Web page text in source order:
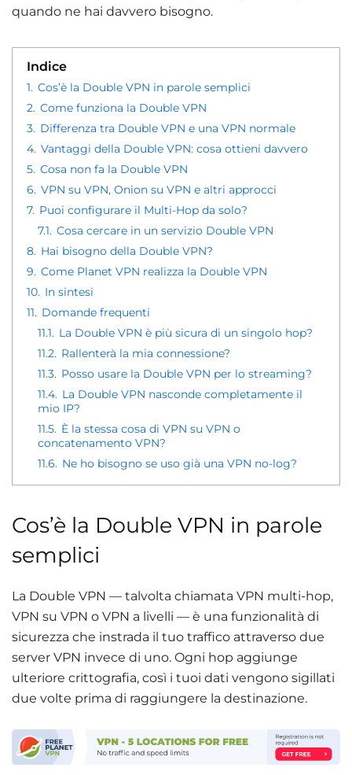
quando ne hai davvero bisogno.
Indice
1. Cos’è la Double VPN in parole semplici
2. Come funziona la Double VPN
3. Differenza tra Double VPN e una VPN normale
4. Vantaggi della Double VPN: cosa ottieni davvero
5. Cosa non fa la Double VPN
6. VPN su VPN, Onion su VPN e altri approcci
7. Puoi configurare il Multi-Hop da solo?
7.1. Cosa cercare in un servizio Double VPN
8. Hai bisogno della Double VPN?
9. Come Planet VPN realizza la Double VPN
10. In sintesi
11. Domande frequenti
11.1. La Double VPN è più sicura di un singolo hop?
11.2. Rallenterà la mia connessione?
11.3. Posso usare la Double VPN per lo streaming?
11.4. La Double VPN nasconde completamente il
mio IP?
11.5. È la stessa cosa di VPN su VPN o
concatenamento VPN?
11.6. Ne ho bisogno se uso già una VPN no-log?
Cos’è la Double VPN in parole
semplici
La Double VPN — talvolta chiamata VPN multi-hop,
VPN su VPN o VPN a livelli — è una funzionalità di
sicurezza che instrada il tuo traffico attraverso due
server VPN invece di uno. Ogni hop aggiunge
ulteriore crittografia, così i tuoi dati vengono sigillati
due volte prima di raggiungere la destinazione.